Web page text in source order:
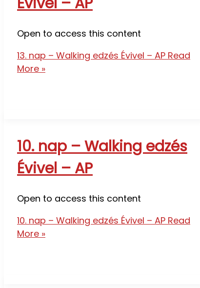
Open to access this content
13. nap – Walking edzés Évivel – AP Read
More »
10. nap – Walking edzés
Évivel – AP
Open to access this content
10. nap – Walking edzés Évivel – AP Read
More »